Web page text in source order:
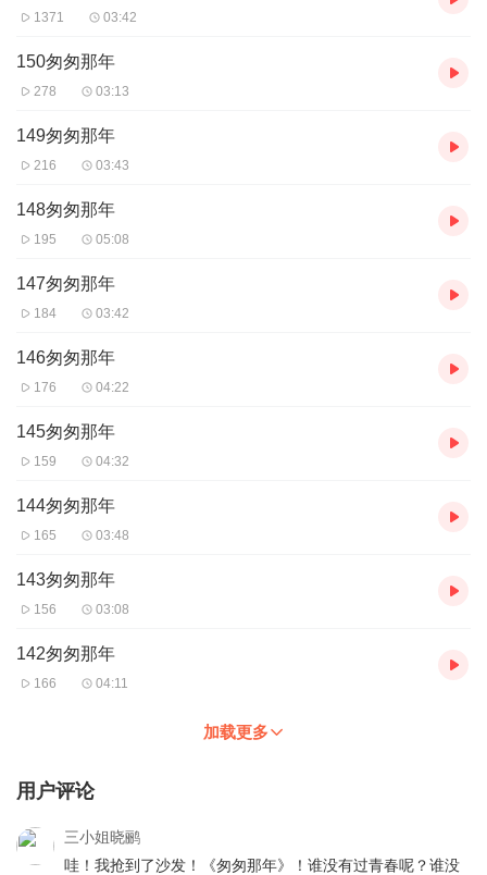
1371 03:42
150匆匆那年
278 03:13
149匆匆那年
216 03:43
148匆匆那年
195 05:08
147匆匆那年
184 03:42
146匆匆那年
176 04:22
145匆匆那年
159 04:32
144匆匆那年
165 03:48
143匆匆那年
156 03:08
142匆匆那年
166 04:11
加载更多
用户评论
三小姐晓鹂
哇！我抢到了沙发！《匆匆那年》！谁没有过青春呢？谁没